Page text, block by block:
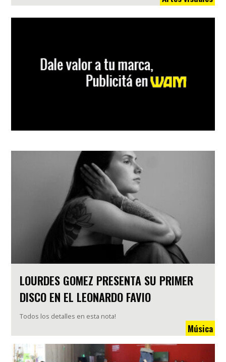
LOURDES GOMEZ PRESENTA SU PRIMER
DISCO EN EL LEONARDO FAVIO
Todos los detalles en esta nota!
Música